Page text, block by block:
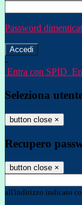
Password
-
Entra con SPID
Seleziona
button close ×
Recupero
button close ×
all'indirizzo indicato